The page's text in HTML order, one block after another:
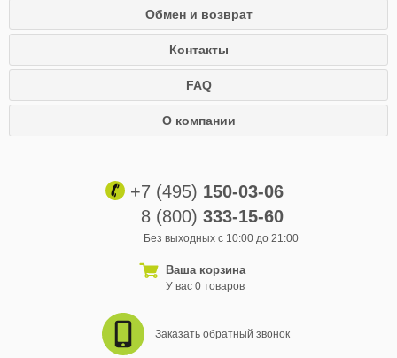
Обмен и возврат
Контакты
FAQ
О компании
+7 (495) 150-03-06
8 (800) 333-15-60
Без выходных с 10:00 до 21:00
Ваша корзина
У вас 0 товаров
Заказать обратный звонок